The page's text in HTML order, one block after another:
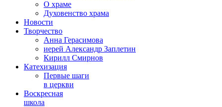
О храме
Духовенство храма
Новости
Творчество
Анна Герасимова
иерей Александр Заплетин
Кирилл Смирнов
Катехизация
Первые шаги
в церкви
Воскресная
школа